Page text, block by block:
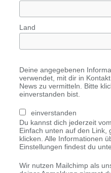
Land
Deine angegebenen
verwendet, mit dir in
News zu vermitteln. Bitte
einverstanden bist.
einverstanden
Du kannst dich jederzeit
Einfach unten auf den Link,
klicken. Alle Informationen
Einstellungen findest du
Wir nutzen Mailchimp als